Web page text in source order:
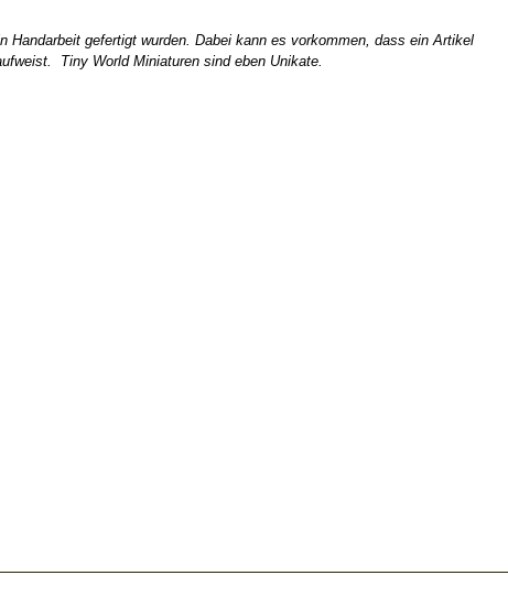
gefertigt wurden. Dabei kann es vorkommen, dass ein Artikel
Tiny World Miniaturen sind eben Unikate.